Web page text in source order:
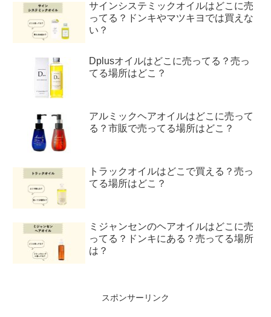
サインシステミックオイルはどこに売
ってる？ドンキやマツキヨでは買えな
い？
Dplusオイルはどこに売ってる？売っ
てる場所はどこ？
アルミックヘアオイルはどこに売って
る？市販で売ってる場所はどこ？
トラックオイルはどこで買える？売っ
てる場所はどこ？
ミジャンセンのヘアオイルはどこに売
ってる？ドンキにある？売ってる場所
は？
スポンサーリンク